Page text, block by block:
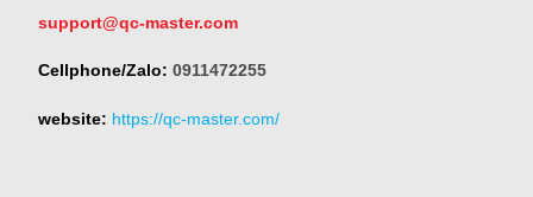
support@qc-master.com
Cellphone/Zalo: 0911472255
website: https://qc-master.com/